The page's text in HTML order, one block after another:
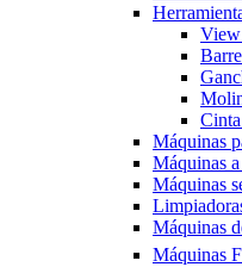
View
Máquinas
Máquinas
Máquinas
Máquinas
Máquinas